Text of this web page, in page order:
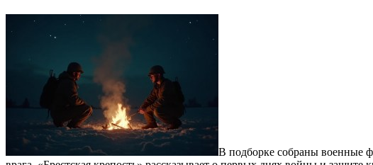
В подборке собраны военные